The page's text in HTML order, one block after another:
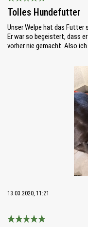
Bewertung mit 5 von 5
Tolles Hundefutter
Unser Welpe hat das Futter
Er war so begeistert, dass
vorher nie gemacht. Also
13.03.2020, 11:21